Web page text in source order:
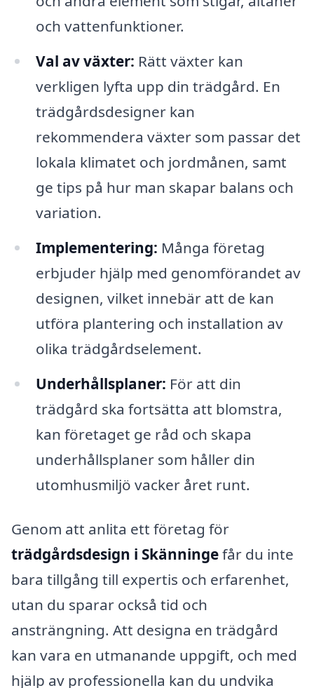
och vattenfunktioner.
Val av växter: Rätt växter kan
verkligen lyfta upp din trädgård. En
trädgårdsdesigner kan
rekommendera växter som passar det
lokala klimatet och jordmånen, samt
ge tips på hur man skapar balans och
variation.
Implementering: Många företag
erbjuder hjälp med genomförandet av
designen, vilket innebär att de kan
utföra plantering och installation av
olika trädgårdselement.
Underhållsplaner: För att din
trädgård ska fortsätta att blomstra,
kan företaget ge råd och skapa
underhållsplaner som håller din
utomhusmiljö vacker året runt.
Genom att anlita ett företag för
trädgårdsdesign i Skänningefår du inte
bara tillgång till expertis och erfarenhet,
utan du sparar också tid och
ansträngning. Att designa en trädgård
kan vara en utmanande uppgift, och med
hjälp av professionella kan du undvika